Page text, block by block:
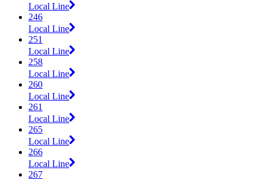
Local Line
246
Local Line
251
Local Line
258
Local Line
260
Local Line
261
Local Line
265
Local Line
266
Local Line
267